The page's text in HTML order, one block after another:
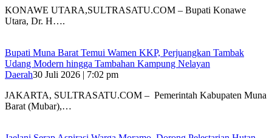
‎KONAWE UTARA,SULTRASATU.COM – Bupati Konawe
Utara, Dr. H….
‎Bupati Muna Barat Temui Wamen KKP, Perjuangkan Tambak
Udang Modern hingga Tambahan Kampung Nelayan
Daerah30 Juli 2026 | 7:02 pm
‎JAKARTA, SULTRASATU.COM – Pemerintah Kabupaten Muna
Barat (Mubar),…